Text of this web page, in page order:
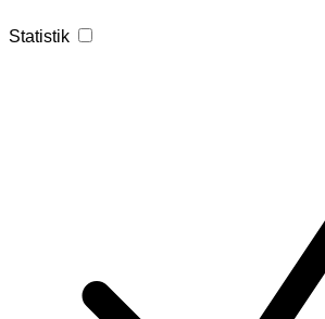
Statistik